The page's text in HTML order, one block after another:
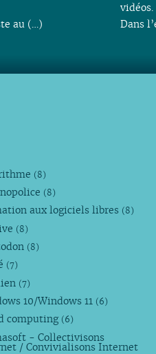
au (…)
vidéos.
Dans
(8)
(8)
aux logiciels libres (8)
(8)
(8)
(7)
(7)
10/Windows 11 (6)
computing (6)
- Collectivisons
/ Convivialisons Internet